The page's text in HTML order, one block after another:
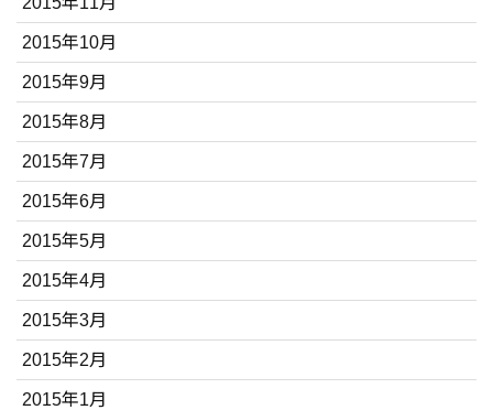
2015年10月
2015年9月
2015年8月
2015年7月
2015年6月
2015年5月
2015年4月
2015年3月
2015年2月
2015年1月